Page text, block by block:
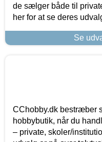
de sælger både til
her for at se deres
Se
CChobby.dk bestræber
hobbybutik, når du
– private, skoler/